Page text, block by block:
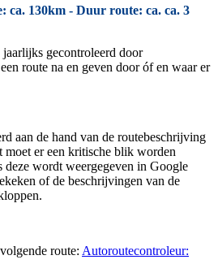
ca. 130km - Duur route: ca. ca. 3
gecontroleerd door
route na en geven door óf en waar er
aan de hand van de routebeschrijving
moet er een kritische blik worden
deze wordt weergegeven in Google
of de beschrijvingen van de
route: Autoroutecontroleur: